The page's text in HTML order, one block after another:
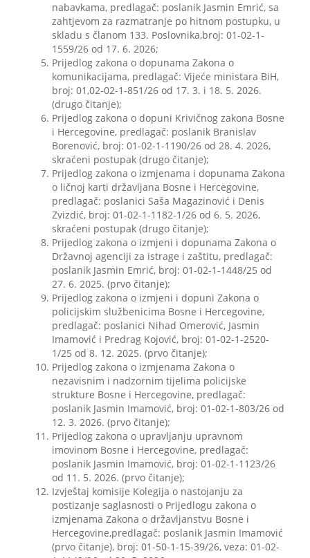
nabavkama, predlagač: poslanik Jasmin Emrić, sa
zahtjevom za razmatranje po hitnom postupku, u
skladu s članom 133. Poslovnika,broj: 01-02-1-
1559/26 od 17. 6. 2026;
Prijedlog zakona o dopunama Zakona o
komunikacijama, predlagač: Vijeće ministara BiH,
broj: 01,02-02-1-851/26 od 17. 3. i 18. 5. 2026.
(drugo čitanje);
Prijedlog zakona o dopuni Krivičnog zakona Bosne
i Hercegovine, predlagač: poslanik Branislav
Borenović, broj: 01-02-1-1190/26 od 28. 4. 2026,
skraćeni postupak (drugo čitanje);
Prijedlog zakona o izmjenama i dopunama Zakona
o ličnoj karti državljana Bosne i Hercegovine,
predlagač: poslanici Saša Magazinović i Denis
Zvizdić, broj: 01-02-1-1182-1/26 od 6. 5. 2026,
skraćeni postupak (drugo čitanje);
Prijedlog zakona o izmjeni i dopunama Zakona o
Državnoj agenciji za istrage i zaštitu, predlagač:
poslanik Jasmin Emrić, broj: 01-02-1-1448/25 od
27. 6. 2025. (prvo čitanje);
Prijedlog zakona o izmjeni i dopuni Zakona o
policijskim službenicima Bosne i Hercegovine,
predlagač: poslanici Nihad Omerović, Jasmin
Imamović i Predrag Kojović, broj: 01-02-1-2520-
1/25 od 8. 12. 2025. (prvo čitanje);
Prijedlog zakona o izmjenama Zakona o
nezavisnim i nadzornim tijelima policijske
strukture Bosne i Hercegovine, predlagač:
poslanik Jasmin Imamović, broj: 01-02-1-803/26 od
12. 3. 2026. (prvo čitanje);
Prijedlog zakona o upravljanju upravnom
imovinom Bosne i Hercegovine, predlagač:
poslanik Jasmin Imamović, broj: 01-02-1-1123/26
od 11. 5. 2026. (prvo čitanje);
Izvještaj komisije Kolegija o nastojanju za
postizanje saglasnosti o Prijedlogu zakona o
izmjenama Zakona o državljanstvu Bosne i
Hercegovine,predlagač: poslanik Jasmin Imamović
(prvo čitanje), broj: 01-50-1-15-39/26, veza: 01-02-